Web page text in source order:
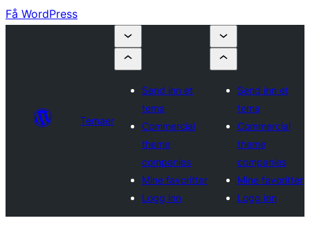
Få WordPress
Temaer
Send inn et
tema
Commercial
theme
companies
Mine favoritter
Logg inn
Send inn et
tema
Commercial
theme
companies
Mine favoritter
Logg inn